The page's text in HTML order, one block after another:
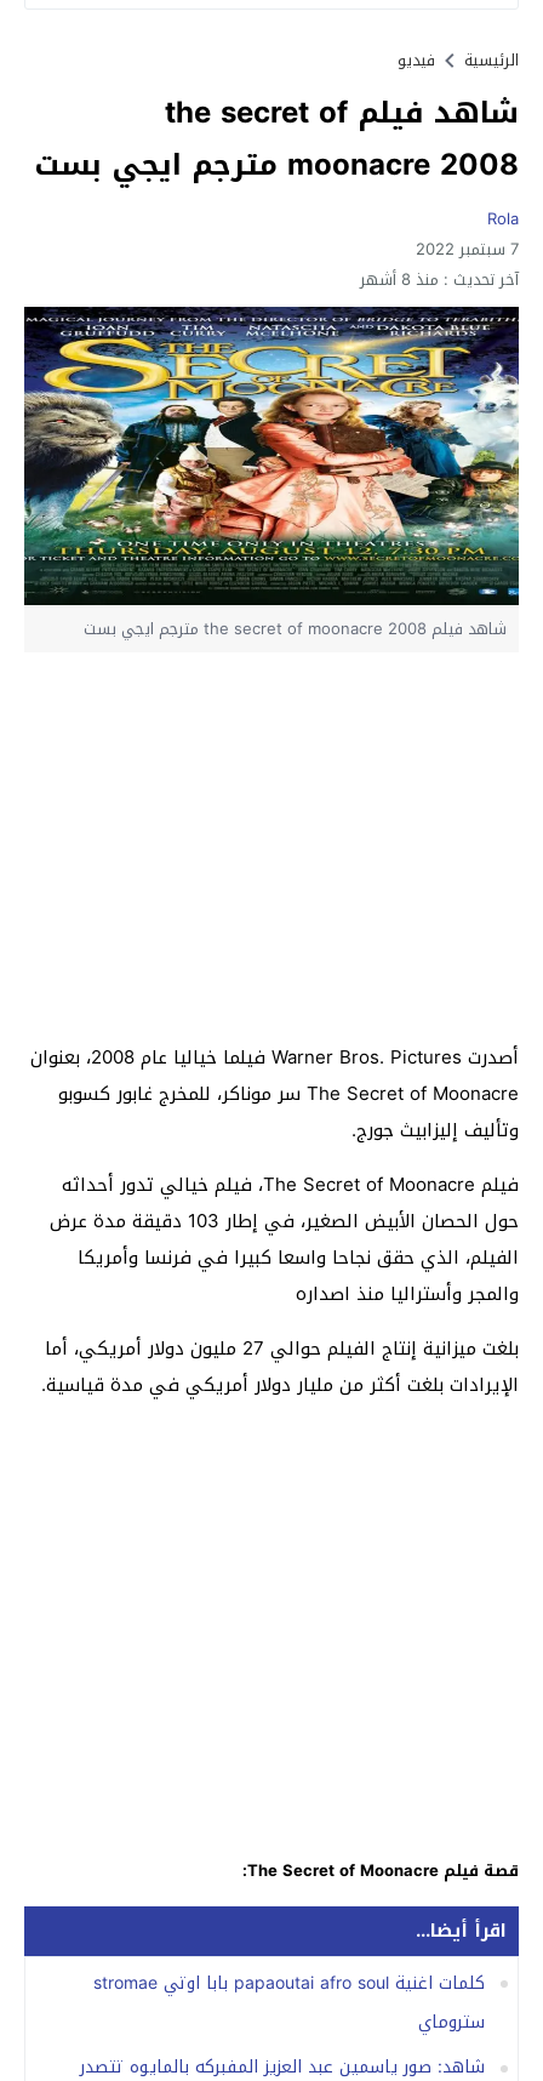
الرئيسية فيديو
شاهد فيلم the secret of
moonacre 2008 مترجم ايجي بست
Rola
7 سبتمبر 2022
آخر تحديث : منذ 8 أشهر
شاهد فيلم the secret of moonacre 2008 مترجم ايجي بست
أصدرت Warner Bros. Pictures فيلما خياليا عام 2008، بعنوان
The Secret of Moonacre سر موناكر، للمخرج غابور كسوبو
وتأليف إليزابيث جورج.
فيلم The Secret of Moonacre، فيلم خيالي تدور أحداثه
حول الحصان الأبيض الصغير، في إطار 103 دقيقة مدة عرض
الفيلم، الذي حقق نجاحا واسعا كبيرا في فرنسا وأمريكا
والمجر وأستراليا منذ اصداره
بلغت ميزانية إنتاج الفيلم حوالي 27 مليون دولار أمريكي، أما
الإيرادات بلغت أكثر من مليار دولار أمريكي في مدة قياسية.
قصة فيلم The Secret of Moonacre:
اقرأ أيضا...
كلمات اغنية papaoutai afro soul بابا اوتي stromae
ستروماي
شاهد: صور ياسمين عبد العزيز المفبركه بالمايوه تتصدر